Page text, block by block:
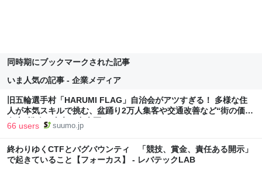
同時期にブックマークされた記事
いま人気の記事 - 企業メディア
旧五輪選手村「HARUMI FLAG」自治会がアツすぎる！ 多様な住
人が本気スキルで挑む、盆踊り2万人集客や交通改善など“街の価値
向上”戦略 東京・中央区
66 users suumo.jp
終わりゆくCTFとバグバウンティ 「競技、賞金、責任ある開示」
で起きていること【フォーカス】 - レバテックLAB